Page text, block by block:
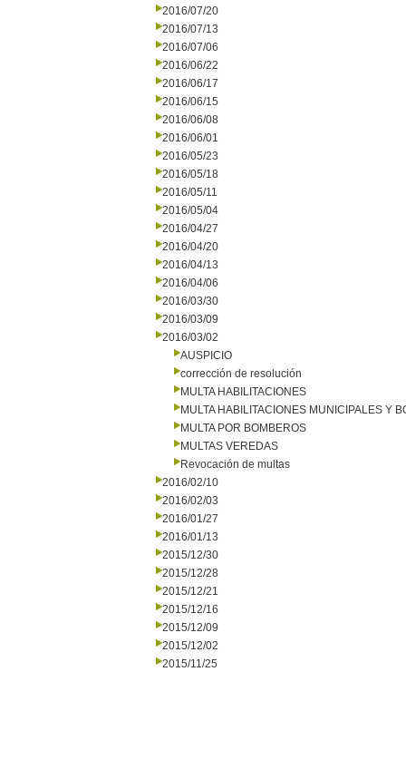
2016/07/20
2016/07/13
2016/07/06
2016/06/22
2016/06/17
2016/06/15
2016/06/08
2016/06/01
2016/05/23
2016/05/18
2016/05/11
2016/05/04
2016/04/27
2016/04/20
2016/04/13
2016/04/06
2016/03/30
2016/03/09
2016/03/02
AUSPICIO
corrección de resolución
MULTA HABILITACIONES
MULTA HABILITACIONES MUNICIPALES Y
MULTA POR BOMBEROS
MULTAS VEREDAS
Revocación de multas
2016/02/10
2016/02/03
2016/01/27
2016/01/13
2015/12/30
2015/12/28
2015/12/21
2015/12/16
2015/12/09
2015/12/02
2015/11/25